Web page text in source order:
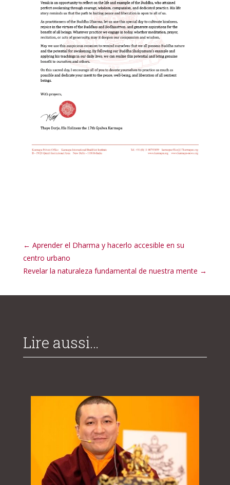
← Aprender el Dharma y hacerlo accesible en su
centro urbano
Revelar la naturaleza fundamental de nuestra mente →
Lire aussi…